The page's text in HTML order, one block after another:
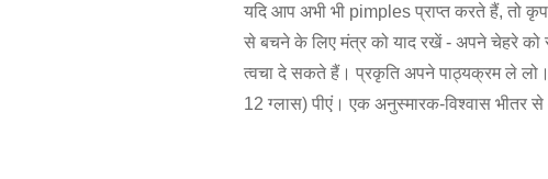
यदि आप अभी भी pimples प्राप्त करते हैं, तो
से बचने के लिए मंत्र को याद रखें - अपने चेहरे को
त्वचा दे सकते हैं। प्रकृति अपने पाठ्यक्रम ले
12 ग्लास) पीएं। एक अनुस्मारक-विश्वास भीतर